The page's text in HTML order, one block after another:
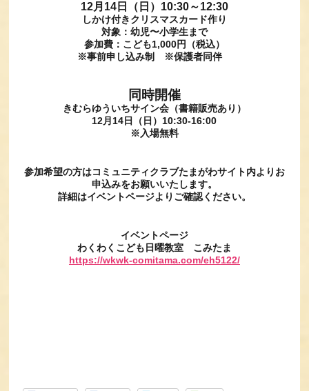
12月14日（日）10:30～12:30
しかけ付きクリスマスカード作り
対象：幼児〜小学生まで
参加費：こども1,000円
（税込）
※事前申し込み制 ※保護者同伴
同時開催
きむらゆういちサイン会（書籍販売あり）
12月14日（日）10:30-16:00
※入場無料
参加希望の方はコミュニティクラブたまがわサイト内よりお
申込みをお願いいたします。
詳細はイベントページよりご確認ください。
イベントページ
わくわくこども日曜教室 こみたま
https://wkwk-comitama.com/eh5122/